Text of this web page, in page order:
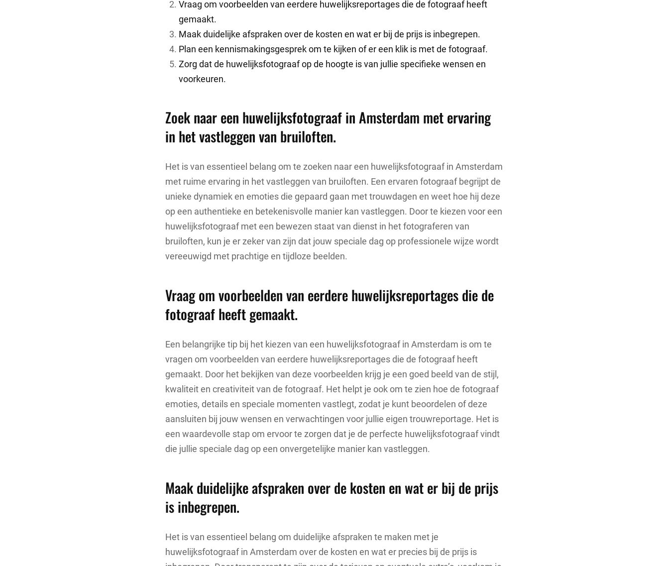
Vraag om voorbeelden van eerdere huwelijksreportages die de fotograaf heeft
gemaakt.
Maak duidelijke afspraken over de kosten en wat er bij de prijs is inbegrepen.
Plan een kennismakingsgesprek om te kijken of er een klik is met de fotograaf.
Zorg dat de huwelijksfotograaf op de hoogte is van jullie specifieke wensen en
voorkeuren.
Zoek naar een huwelijksfotograaf in Amsterdam met ervaring
in het vastleggen van bruiloften.
Het is van essentieel belang om te zoeken naar een huwelijksfotograaf in Amsterdam
met ruime ervaring in het vastleggen van bruiloften. Een ervaren fotograaf begrijpt de
unieke dynamiek en emoties die gepaard gaan met trouwdagen en weet hoe hij deze
op een authentieke en betekenisvolle manier kan vastleggen. Door te kiezen voor een
huwelijksfotograaf met een bewezen staat van dienst in het fotograferen van
bruiloften, kun je er zeker van zijn dat jouw speciale dag op professionele wijze wordt
vereeuwigd met prachtige en tijdloze beelden.
Vraag om voorbeelden van eerdere huwelijksreportages die de
fotograaf heeft gemaakt.
Een belangrijke tip bij het kiezen van een huwelijksfotograaf in Amsterdam is om te
vragen om voorbeelden van eerdere huwelijksreportages die de fotograaf heeft
gemaakt. Door het bekijken van deze voorbeelden krijg je een goed beeld van de stijl,
kwaliteit en creativiteit van de fotograaf. Het helpt je ook om te zien hoe de fotograaf
emoties, details en speciale momenten vastlegt, zodat je kunt beoordelen of deze
aansluiten bij jouw wensen en verwachtingen voor jullie eigen trouwreportage. Het is
een waardevolle stap om ervoor te zorgen dat je de perfecte huwelijksfotograaf vindt
die jullie speciale dag op een onvergetelijke manier kan vastleggen.
Maak duidelijke afspraken over de kosten en wat er bij de prijs
is inbegrepen.
Het is van essentieel belang om duidelijke afspraken te maken met je
huwelijksfotograaf in Amsterdam over de kosten en wat er precies bij de prijs is